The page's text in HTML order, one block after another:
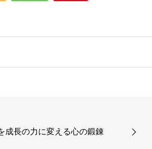
成長の力に変える心の鍛錬